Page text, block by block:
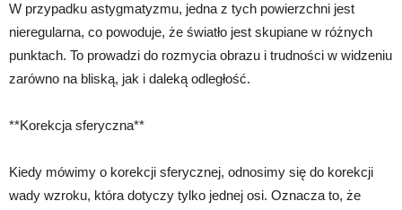
W przypadku astygmatyzmu, jedna z tych powierzchni jest
nieregularna, co powoduje, że światło jest skupiane w różnych
punktach. To prowadzi do rozmycia obrazu i trudności w widzeniu
zarówno na bliską, jak i daleką odległość.
**Korekcja sferyczna**
Kiedy mówimy o korekcji sferycznej, odnosimy się do korekcji
wady wzroku, która dotyczy tylko jednej osi. Oznacza to, że